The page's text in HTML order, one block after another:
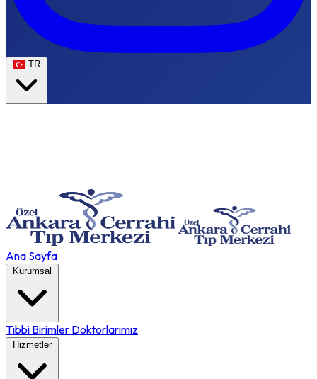
TR
Ana Sayfa
Kurumsal
Tıbbi Birimler Doktorlarımız
Hizmetler